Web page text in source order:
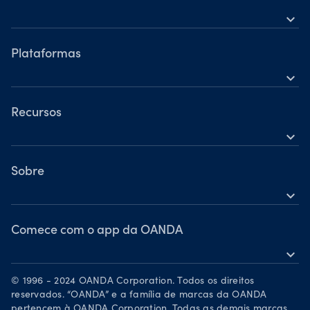
expand_more
Forex
Índices
Plataformas
expand_more
OANDA para celular
TradingView
Recursos
expand_more
Ajuda
Sobre
expand_more
Grupo OANDA
Prêmios
Carreiras
Comece com o app da OANDA
expand_more
Baixe na App Store
Disponível no Google Play
© 1996 - 2024 OANDA Corporation. Todos os direitos
reservados. “OANDA” e a família de marcas da OANDA